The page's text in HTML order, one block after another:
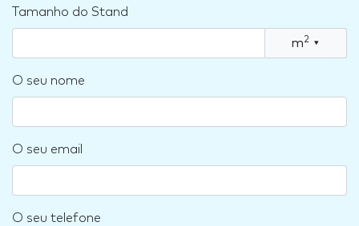
Tamanho do Stand
m2 ▾
O seu nome
O seu email
O seu telefone